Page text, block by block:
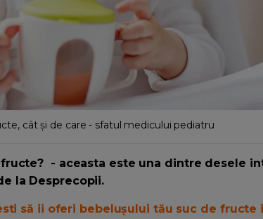
cât și de care - sfatul medicului pediatru
- aceasta este una dintre desele
la Desprecopii.
să ii oferi bebelușului tău suc de fructe